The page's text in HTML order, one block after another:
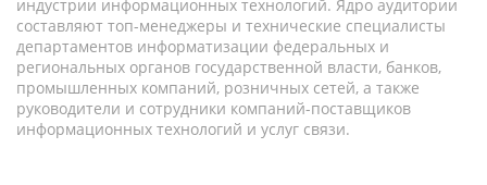
индустрии информационных технологий. Ядро аудитории
составляют топ-менеджеры и технические специалисты
департаментов информатизации федеральных и
региональных органов государственной власти, банков,
промышленных компаний, розничных сетей, а также
руководители и сотрудники компаний-поставщиков
информационных технологий и услуг связи.